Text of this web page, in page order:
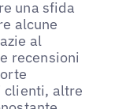
una sfida
alcune
al
recensioni
clienti, altre